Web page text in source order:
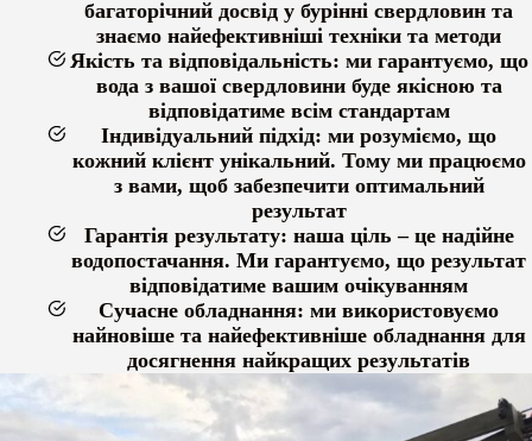
багаторічний досвід у бурінні свердловин та
знаємо найефективніші техніки та методи
Якість та відповідальність: ми гарантуємо, що
вода з вашої свердловини буде якісною та
відповідатиме всім стандартам
Індивідуальний підхід: ми розуміємо, що
кожний клієнт унікальний. Тому ми працюємо
з вами, щоб забезпечити оптимальний
результат
Гарантія результату: наша ціль – це надійне
водопостачання. Ми гарантуємо, що результат
відповідатиме вашим очікуванням
Сучасне обладнання: ми використовуємо
найновіше та найефективніше обладнання для
досягнення найкращих результатів